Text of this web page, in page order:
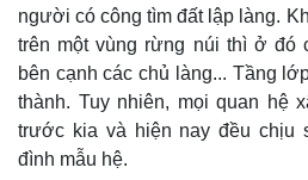
người có công tìm đất lập làng.
trên một vùng rừng núi thì ở đó
bên cạnh các chủ làng... Tầng
thành. Tuy nhiên, mọi quan hệ
trước kia và hiện nay đều chịu
đình mẫu hệ.